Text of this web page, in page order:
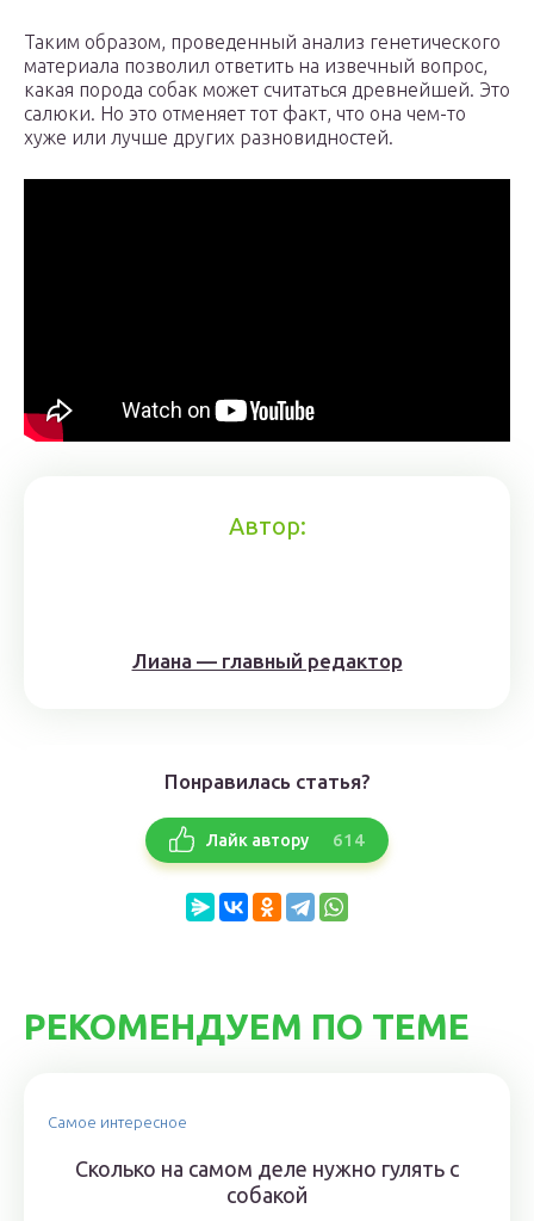
Таким образом, проведенный анализ генетического
материала позволил ответить на извечный вопрос,
какая порода собак может считаться древнейшей. Это
салюки. Но это отменяет тот факт, что она чем-то
хуже или лучше других разновидностей.
Автор:
Лиана — главный редактор
Понравилась статья?
Лайк автору 614
РЕКОМЕНДУЕМ ПО ТЕМЕ
Самое интересное
Сколько на самом деле нужно гулять с
собакой